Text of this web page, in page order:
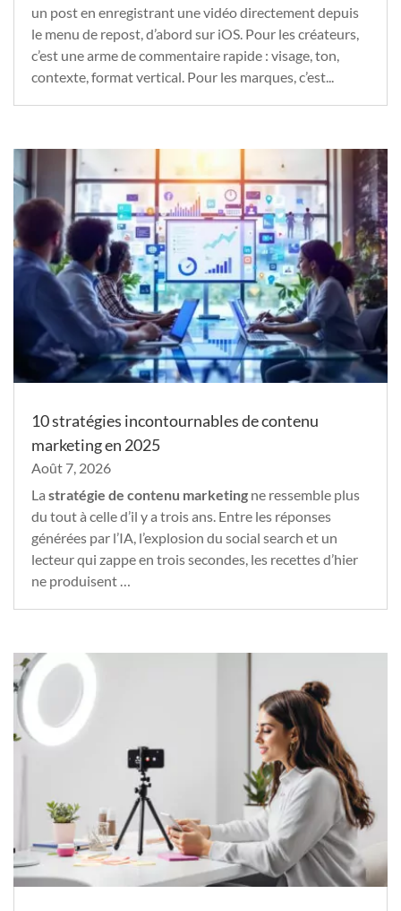
un post en enregistrant une vidéo directement depuis
le menu de repost, d’abord sur iOS. Pour les créateurs,
c’est une arme de commentaire rapide : visage, ton,
contexte, format vertical. Pour les marques, c’est...
10 stratégies incontournables de contenu
marketing en 2025
Août 7, 2026
La stratégie de contenu marketing ne ressemble plus
du tout à celle d’il y a trois ans. Entre les réponses
générées par l’IA, l’explosion du social search et un
lecteur qui zappe en trois secondes, les recettes d’hier
ne produisent …